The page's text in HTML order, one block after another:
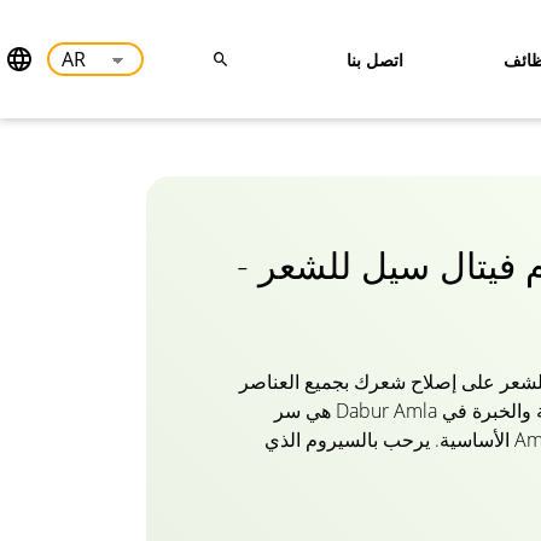
اتصل بنا
فيتال سيل للشعر -
على إصلاح شعرك بجميع العناصر
الغذائية. 125 عاما من الهيبة والخبرة في Dabur Amla هي سر
تقوية الشعر بجميع زيوت Amla الأساسية. يرحب بالسيروم الذي
أيضا من الحرارة والمواد